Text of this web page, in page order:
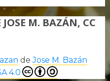
M. BAZÁN, CC
deJose M. Bazán
4.0